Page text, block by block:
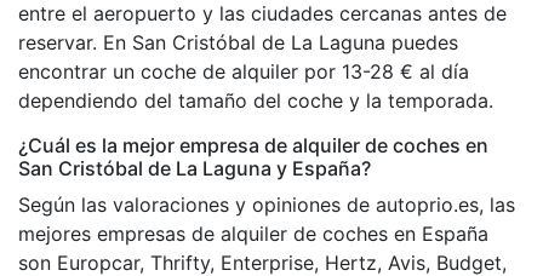
entre el aeropuerto y las ciudades cercanas antes de
reservar. En San Cristóbal de La Laguna puedes
encontrar un coche de alquiler por 13-28 € al día
dependiendo del tamaño del coche y la temporada.
¿Cuál es la mejor empresa de alquiler de coches en
San Cristóbal de La Laguna y España?
Según las valoraciones y opiniones de autoprio.es, las
mejores empresas de alquiler de coches en España
son Europcar, Thrifty, Enterprise, Hertz, Avis, Budget,